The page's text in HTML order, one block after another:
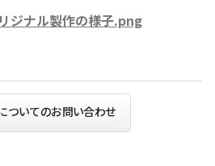
ついてのお問い合わせ